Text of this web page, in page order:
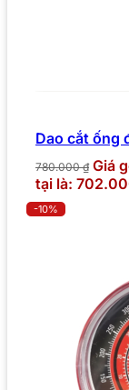
Dao cắt ống
780.000₫ Giá
tại là:
-10%